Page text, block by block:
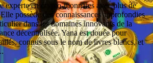
experte en crypto-monnaies avec plus de
possède des connaissances approfondies
dans les domaines innovants de la
décentralisée. Yana est douée pour
connus sous le nom de livres blancs, et